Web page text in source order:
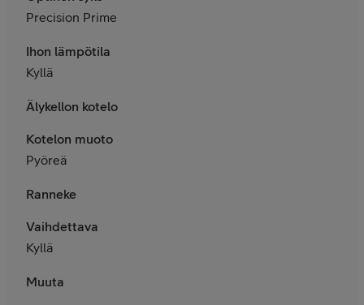
Precision Prime
Ihon lämpötila
Kyllä
Älykellon kotelo
Kotelon muoto
Pyöreä
Ranneke
Vaihdettava
Kyllä
Muuta